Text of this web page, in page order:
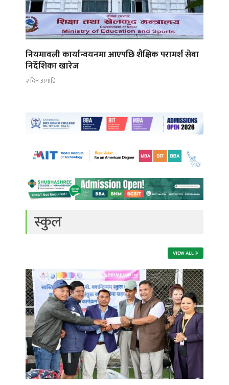
नियमावली कार्यान्वयनमा आएपछि शैक्षिक परामर्श सेवा
निर्देशिका खारेज
२ दिन अगाडि
स्कुल
VIEW ALL